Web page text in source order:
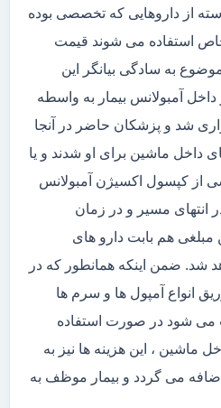
از داروهایی که تخصصی بوده
استفاده می شوند قیمت
موضوع به سادگی بیانگر این
آمبولانس بیمار به واسطه
شد و پزشکان حاضر در آنجا
داخل ماشین برای او شدند و یا
از کپسول اکسیژن آمبولانس
انتهای مسیر و در زمان
مبلغی هم بابت دارو های
شد. ضمن اینکه همانطور که در
انواع آمپول ها و سرم ها
می شود در صورت استفاده
ماشین ، این هزینه ها نیز به
می گردد و بیمار موظف به